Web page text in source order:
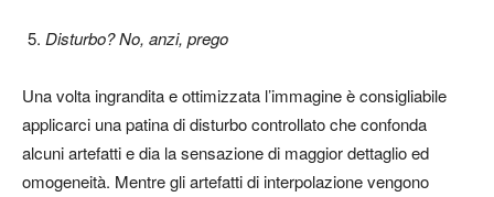
Disturbo? No, anzi, prego
Una volta ingrandita e ottimizzata l’immagine è consigliabile
applicarci una patina di disturbo controllato che confonda
alcuni artefatti e dia la sensazione di maggior dettaglio ed
omogeneità. Mentre gli artefatti di interpolazione vengono